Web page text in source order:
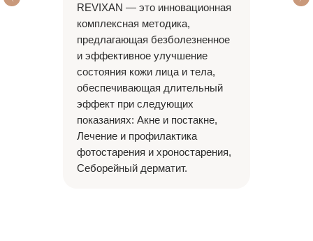
REVIXAN — это инновационная
комплексная методика,
предлагающая безболезненное
и эффективное улучшение
состояния кожи лица и тела,
обеспечивающая длительный
эффект при следующих
показаниях: Акне и постакне,
Лечение и профилактика
фотостарения и хроностарения,
Себорейный дерматит.